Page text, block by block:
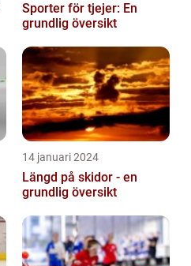
Sporter för tjejer: En
grundlig översikt
14 januari 2024
Längd på skidor - en
grundlig översikt